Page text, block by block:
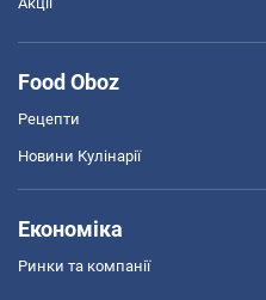
Food Oboz
Рецепти
Новини Кулінарії
Економіка
Ринки та компанії